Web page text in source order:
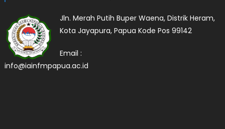
Jln. Merah Putih Buper Waena, Distrik Heram,
Kota Jayapura, Papua Kode Pos 99142
Email :
info@iainfmpapua.ac.id